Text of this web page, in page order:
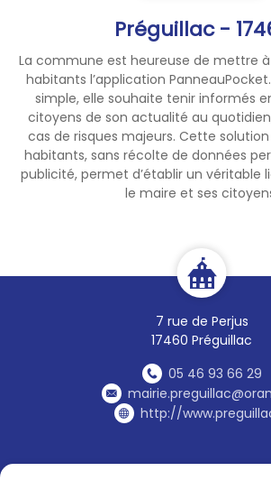
Préguillac -
La commune est heureuse de mettre
habitants l’application
simple, elle souhaite tenir informés
citoyens de son actualité au
cas de risques majeurs. Cette
habitants, sans récolte de données
publicité, permet d’établir un véritable
le maire et ses
7 rue de Perjus
17460 Préguillac
05 46 93 66 29
http://